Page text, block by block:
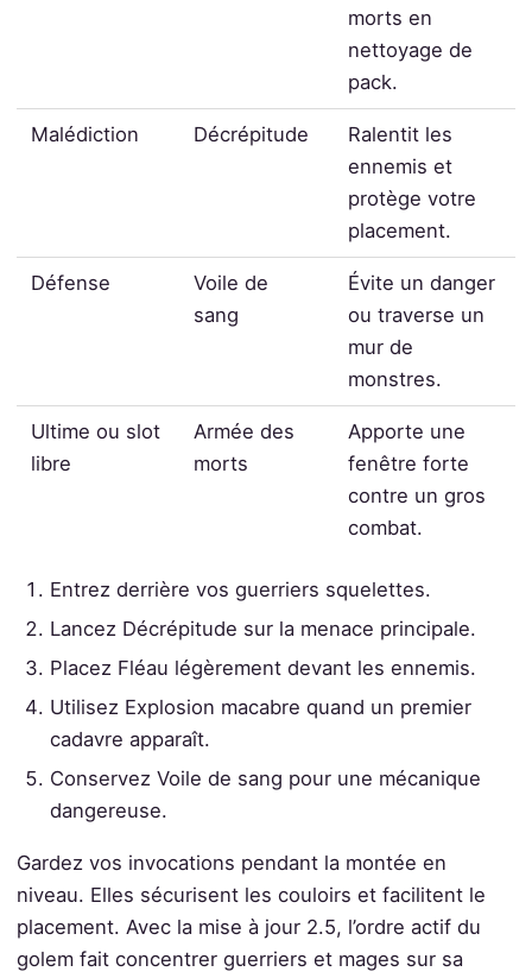
morts en
nettoyage de
pack.
Malédiction Décrépitude
Ralentit les
ennemis et
protège votre
placement.
Défense
Voile de
sang
Évite un danger
ou traverse un
mur de
monstres.
Ultime ou slot
libre
Armée des
morts
Apporte une
fenêtre forte
contre un gros
combat.
Entrez derrière vos guerriers squelettes.
Lancez Décrépitude sur la menace principale.
Placez Fléau légèrement devant les ennemis.
Utilisez Explosion macabre quand un premier
cadavre apparaît.
Conservez Voile de sang pour une mécanique
dangereuse.
Gardez vos invocations pendant la montée en
niveau. Elles sécurisent les couloirs et facilitent le
placement. Avec la mise à jour 2.5, l’ordre actif du
golem fait concentrer guerriers et mages sur sa